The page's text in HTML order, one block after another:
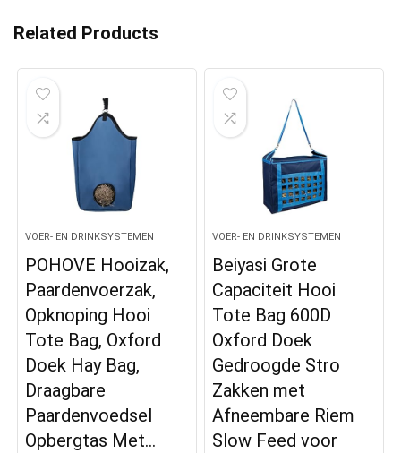
Related Products
VOER- EN DRINKSYSTEMEN
POHOVE Hooizak,
Paardenvoerzak,
Opknoping Hooi
Tote Bag, Oxford
Doek Hay Bag,
Draagbare
Paardenvoedsel
Opbergtas Met…
VOER- EN DRINKSYSTEMEN
Beiyasi Grote
Capaciteit Hooi
Tote Bag 600D
Oxford Doek
Gedroogde Stro
Zakken met
Afneembare Riem
Slow Feed voor